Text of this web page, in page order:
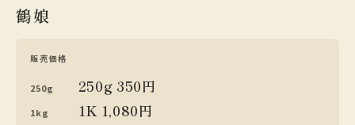
鶴娘
販売価格
250g 250g 350円
1kg 1K 1,080円